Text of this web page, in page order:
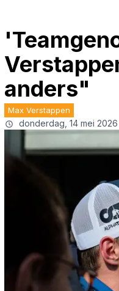
anders"
Max Verstappen
donderdag, 14 mei 2026